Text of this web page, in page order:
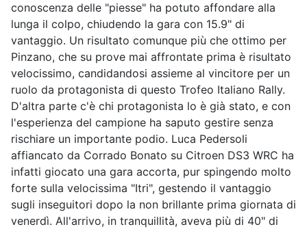
conoscenza delle "piesse" ha potuto affondare alla
lunga il colpo, chiudendo la gara con 15.9" di
vantaggio. Un risultato comunque più che ottimo per
Pinzano, che su prove mai affrontate prima è risultato
velocissimo, candidandosi assieme al vincitore per un
ruolo da protagonista di questo Trofeo Italiano Rally.
D'altra parte c'è chi protagonista lo è già stato, e con
l'esperienza del campione ha saputo gestire senza
rischiare un importante podio. Luca Pedersoli
affiancato da Corrado Bonato su Citroen DS3 WRC ha
infatti giocato una gara accorta, pur spingendo molto
forte sulla velocissima "Itri", gestendo il vantaggio
sugli inseguitori dopo la non brillante prima giornata di
venerdì. All'arrivo, in tranquillità, aveva più di 40" di